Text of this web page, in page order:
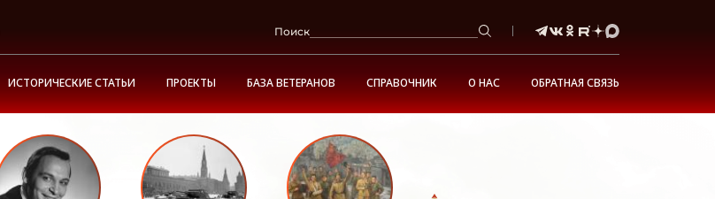
Поиск
ИСТОРИЧЕСКИЕ СТАТЬИ ПРОЕКТЫ БАЗА ВЕТЕРАНОВ СПРАВОЧНИК О НАС ОБРАТНАЯ СВЯЗЬ